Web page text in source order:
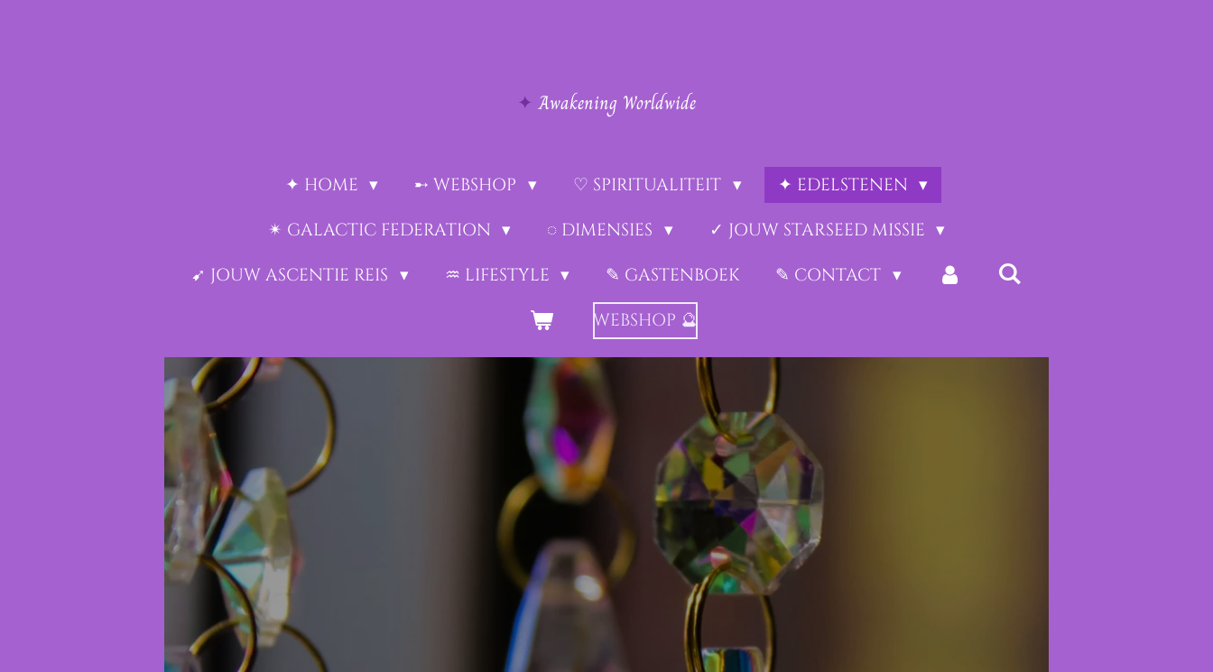
✦ Awakening Worldwide
✦ HOME ➸ WEBSHOP ♡ SPIRITUALITEIT
✦ EDELSTENEN
✴︎ GALACTIC FEDERATION
◌ DIMENSIES
✓ JOUW STARSEED MISSIE
➹ JOUW ASCENTIE REIS
♒︎ LIFESTYLE ✎ GASTENBOEK
✎ CONTACT
WEBSHOP 🔮